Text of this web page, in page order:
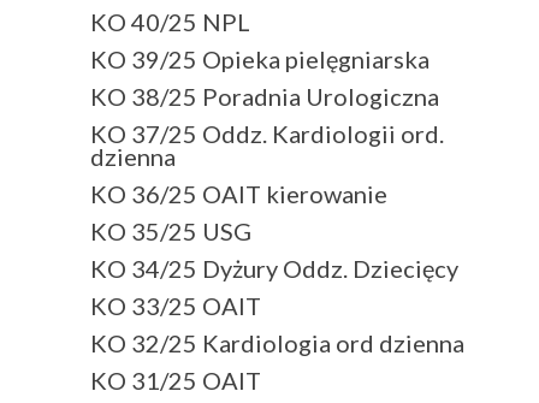
KO 40/25 NPL
KO 39/25 Opieka pielęgniarska
KO 38/25 Poradnia Urologiczna
KO 37/25 Oddz. Kardiologii ord.
dzienna
KO 36/25 OAIT kierowanie
KO 35/25 USG
KO 34/25 Dyżury Oddz. Dziecięcy
KO 33/25 OAIT
KO 32/25 Kardiologia ord dzienna
KO 31/25 OAIT